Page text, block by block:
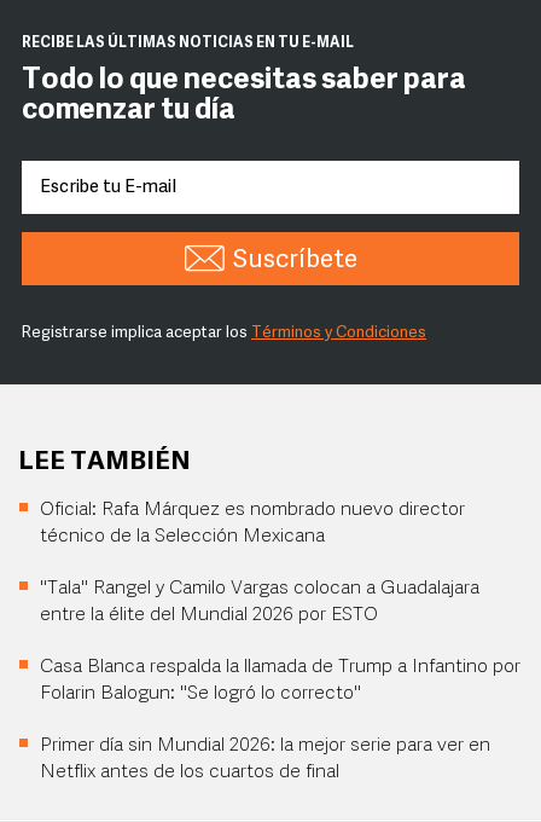
RECIBE LAS ÚLTIMAS NOTICIAS EN TU E-MAIL
Todo lo que necesitas saber para
comenzar tu día
Suscríbete
Registrarse implica aceptar los Términos y Condiciones
LEE TAMBIÉN
Oficial: Rafa Márquez es nombrado nuevo director
técnico de la Selección Mexicana
"Tala" Rangel y Camilo Vargas colocan a Guadalajara
entre la élite del Mundial 2026 por ESTO
Casa Blanca respalda la llamada de Trump a Infantino por
Folarin Balogun: "Se logró lo correcto"
Primer día sin Mundial 2026: la mejor serie para ver en
Netflix antes de los cuartos de final